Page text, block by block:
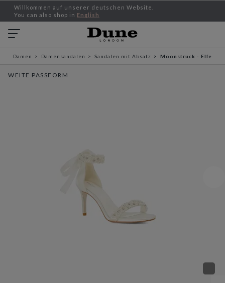
Willkommen auf unserer deutschen Website.
You can also shop in English
Damen Damensandalen Sandalen mit Absatz Moonstruck -
WEITE PASSFORM